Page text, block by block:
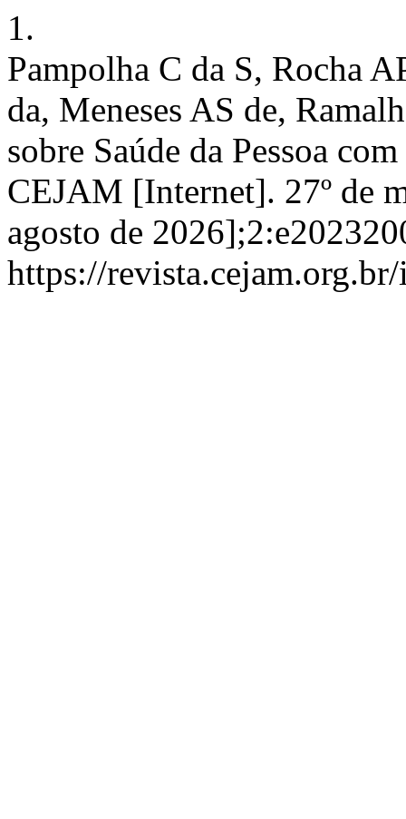
1.
Pampolha C da S, Rocha
da, Meneses AS de,
sobre Saúde da Pessoa
CEJAM [Internet]. 27º de
agosto de
https://